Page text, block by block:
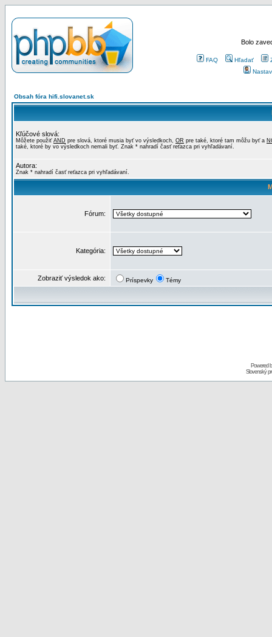
Bolo
FAQ Hľadať
Obsah fóra hifi.slovanet.sk
Kľúčové slová:
Môžete použiť AND pre slová, ktoré musia byť vo výsledkoch, OR pre také, ktoré tam môžu byť a
také, ktoré by vo výsledkoch nemali byť. Znak * nahradí časť reťazca pri vyhľadávaní.
Autora:
Znak * nahradí časť reťazca pri vyhľadávaní.
Fórum:
Kategória:
Zobraziť výsledok ako: Príspevky Témy
Powered
Slovenský